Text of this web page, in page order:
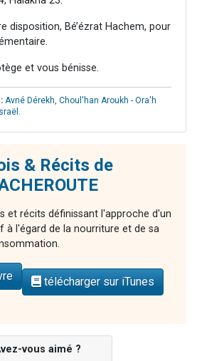
disposition, Bé’ézrat Hachem, pour
et vous bénisse.
Avné Dérekh, Choul'han Aroukh - Ora'h
.
& Récits de
et récits définissant l'approche d'un
à l'égard de la nourriture et de sa
télécharger sur iTunes
vous aimé ?